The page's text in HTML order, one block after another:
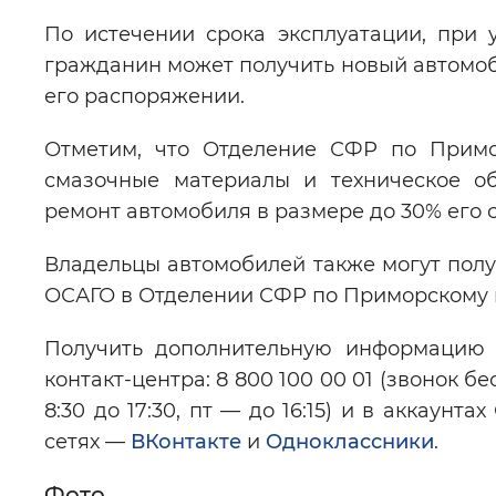
По истечении срока эксплуатации, при
гражданин может получить новый
его распоряжении.
Отметим, что Отделение СФР по
смазочные материалы и техническое
ремонт автомобиля в размере до 30% его
Владельцы автомобилей также могут
ОСАГО в Отделении СФР по Приморскому
Получить дополнительную
контакт-центра: 8 800 100 00 01 (звонок
8:30 до 17:30, пт — до 16:15) и в
сетях — ВКонтакте и Одноклассники.